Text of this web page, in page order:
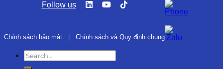
Follow us
Chính sách bảo mật Chính sách và Quy định chung